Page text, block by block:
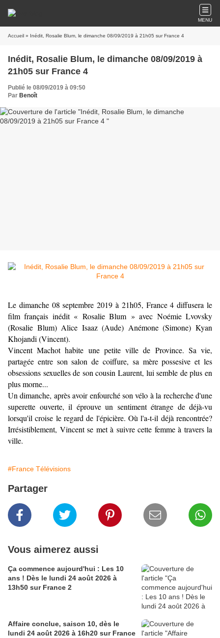
MENU
Accueil » Inédit, Rosalie Blum, le dimanche 08/09/2019 à 21h05 sur France 4
Inédit, Rosalie Blum, le dimanche 08/09/2019 à
21h05 sur France 4
Publié le 08/09/2019 à 09:50
Par Benoît
Le dimanche 08 septembre 2019 à 21h05, France 4 diffusera le
film français inédit « Rosalie Blum » avec Noémie Lvovsky
(Rosalie Blum) Alice Isaaz (Aude) Anémone (Simone) Kyan
Khojandi (Vincent).
Vincent Machot habite une petite ville de Province. Sa vie,
partagée entre son salon de coiffure, sa mère possesive et les
obsessions sexuelles de son cousin Laurent, lui semble de plus en
plus morne...
Un dimanche, après avoir enfourché son vélo à la recherche d'une
superette ouverte, il éprouve un sentiment étrange de déjà-vu
lorsqu'il croise le regard de l'épicière. Où l'a-t-il déjà rencontrée?
Irrésistiblement, Vincent se met à suivre cette femme à travers la
ville.
#France Télévisions
Partager
Vous aimerez aussi
Ça commence aujourd'hui : Les 10
ans ! Dès le lundi 24 août 2026 à
13h50 sur France 2
Affaire conclue, saison 10, dès le
lundi 24 août 2026 à 16h20 sur France